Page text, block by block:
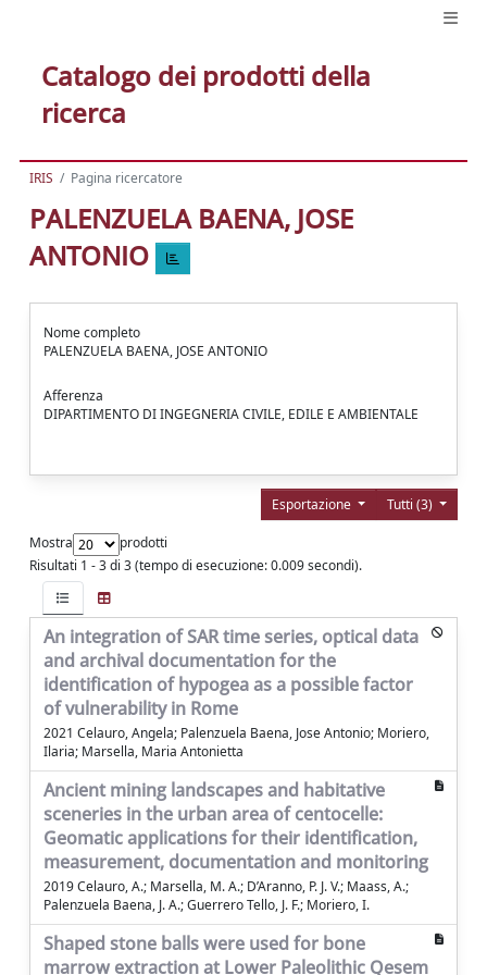
Catalogo dei prodotti della
ricerca
IRIS Pagina ricercatore
PALENZUELA BAENA, JOSE
ANTONIO
Nome completo
PALENZUELA BAENA, JOSE ANTONIO
Afferenza
DIPARTIMENTO DI INGEGNERIA CIVILE, EDILE E AMBIENTALE
Tutti (3)
Esportazione
Mostra
prodotti
Risultati 1 - 3 di 3 (tempo di esecuzione: 0.009 secondi).
An integration of SAR time series, optical data
and archival documentation for the
identification of hypogea as a possible factor
of vulnerability in Rome
2021 Celauro, Angela; Palenzuela Baena, Jose Antonio; Moriero,
Ilaria; Marsella, Maria Antonietta
Ancient mining landscapes and habitative
sceneries in the urban area of centocelle:
Geomatic applications for their identification,
measurement, documentation and monitoring
2019 Celauro, A.; Marsella, M. A.; D’Aranno, P. J. V.; Maass, A.;
Palenzuela Baena, J. A.; Guerrero Tello, J. F.; Moriero, I.
Shaped stone balls were used for bone
marrow extraction at Lower Paleolithic Qesem